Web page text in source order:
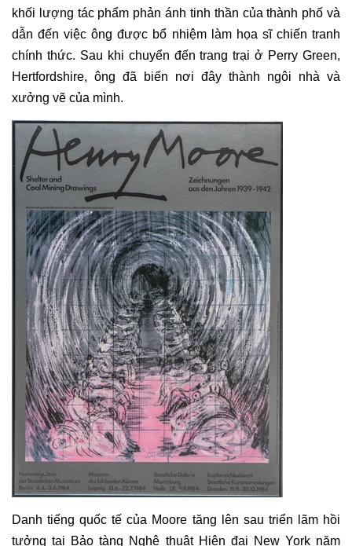
khối lượng tác phẩm phản ánh tinh thần của thành phố và
dẫn đến việc ông được bổ nhiệm làm họa sĩ chiến tranh
chính thức. Sau khi chuyển đến trang trại ở Perry Green,
Hertfordshire, ông đã biến nơi đây thành ngôi nhà và
xưởng vẽ của mình.
Danh tiếng quốc tế của Moore tăng lên sau triển lãm hồi
tưởng tại Bảo tàng Nghệ thuật Hiện đại New York năm